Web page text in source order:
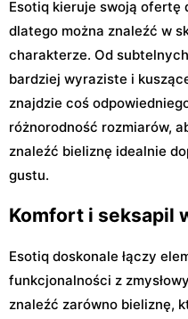
Esotiq kieruje swoją ofertę
dlatego można znaleźć w
charakterze. Od
bardziej wyraziste i
znajdzie coś
różnorodność rozmiarów,
znaleźć bieliznę idealnie
gustu.
Komfort i seksapil
Esotiq doskonale łączy
funkcjonalności z
znaleźć zarówno bieliznę,